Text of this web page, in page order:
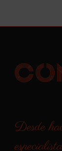
Desde